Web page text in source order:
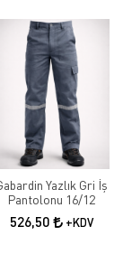
Yazlık Gri İş
Pantolonu 16/12
526,50 +KDV